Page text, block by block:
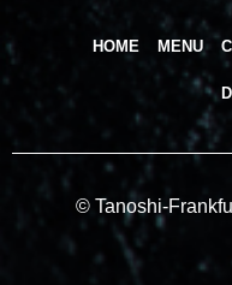
HOME MENU
© Tanoshi-